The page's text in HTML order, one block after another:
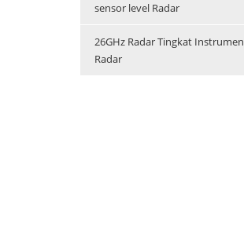
sensor level Radar
26GHz Radar Tingkat Instrumen
Radar